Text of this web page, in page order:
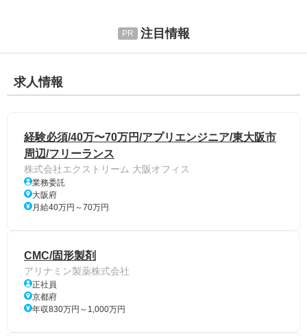
注目情報
求人情報
経験必須/40万〜70万円/アプリエンジニア/東大阪市
周辺/フリーランス
株式会社エクストリーム 大阪オフィス
業務委託
大阪府
月給40万円～70万円
CMC/固形製剤
アリナミン製薬株式会社
正社員
京都府
年収830万円～1,000万円